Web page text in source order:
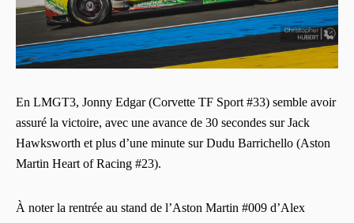
En LMGT3, Jonny Edgar (Corvette TF Sport #33) semble avoir
assuré la victoire, avec une avance de 30 secondes sur Jack
Hawksworth et plus d’une minute sur Dudu Barrichello (Aston
Martin Heart of Racing #23).
À noter la rentrée au stand de l’Aston Martin #009 d’Alex